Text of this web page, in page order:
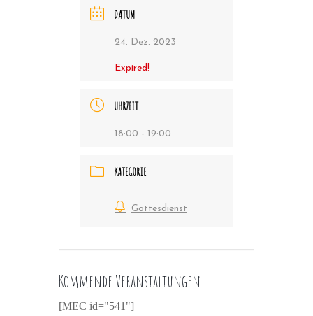
DATUM
24. Dez. 2023
Expired!
UHRZEIT
18:00 - 19:00
KATEGORIE
Gottesdienst
Kommende Veranstaltungen
[MEC id="541"]